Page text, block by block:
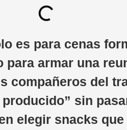
es para cenas
para armar una
compañeros del
sin
elegir snacks que